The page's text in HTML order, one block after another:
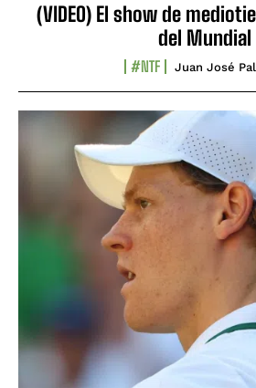
(VIDEO) El show de
del Mundial
#NTF Juan José